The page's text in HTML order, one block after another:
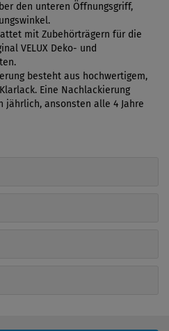
den unteren Öffnungsgriff,
mit Zubehörträgern für die
VELUX Deko- und
besteht aus hochwertigem,
Eine Nachlackierung
jährlich, ansonsten alle 4 Jahre